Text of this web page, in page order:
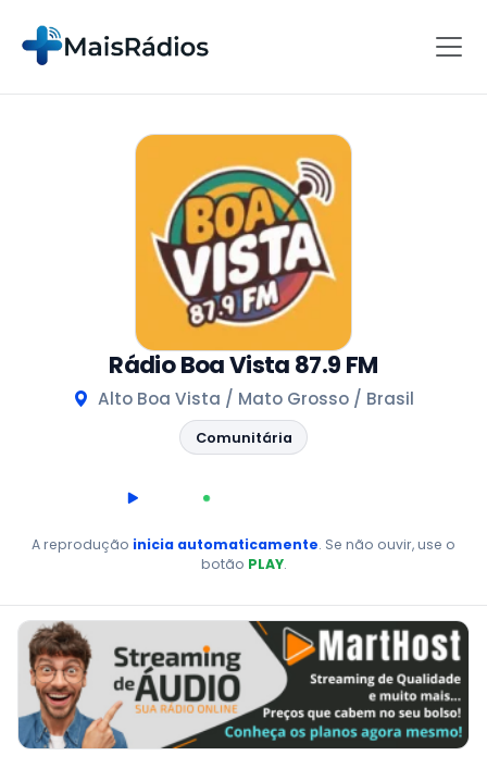
Rádio Boa Vista 87.9 FM
Alto Boa Vista / Mato Grosso / Brasil
Comunitária
AO VIVO
A reprodução inicia automaticamente. Se não ouvir, use o
botão PLAY.